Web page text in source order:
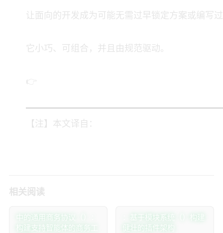
SJF4J 让面向 JSON 的 Java 开发成为可能 —— 无需过早锁定方案或
它小巧、可组合，并且由规范驱动。
👉 GitHub:
【注】本文译自：
相关阅读
Java中的通用商务协议（UCP）：
构建支持智能体的商务工
JExten：基于Java模块系统（JPMS）构建
健壮的插件架构